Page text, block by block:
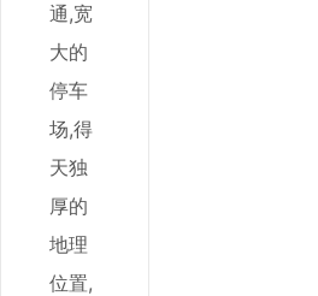
通,宽
大的
停车
场,得
天独
厚的
地理
位置,